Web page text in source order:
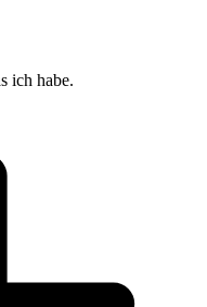
ich habe.